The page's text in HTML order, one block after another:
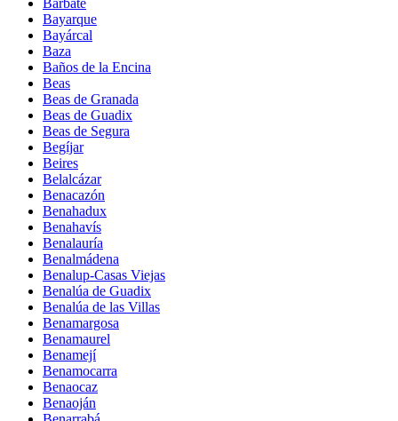
Bayarque
Bayárcal
Baza
Baños de la Encina
Beas
Beas de Granada
Beas de Guadix
Beas de Segura
Begíjar
Beires
Belalcázar
Benacazón
Benahadux
Benahavís
Benalauría
Benalmádena
Benalup-Casas Viejas
Benalúa de Guadix
Benalúa de las Villas
Benamargosa
Benamaurel
Benamejí
Benamocarra
Benaocaz
Benaoján